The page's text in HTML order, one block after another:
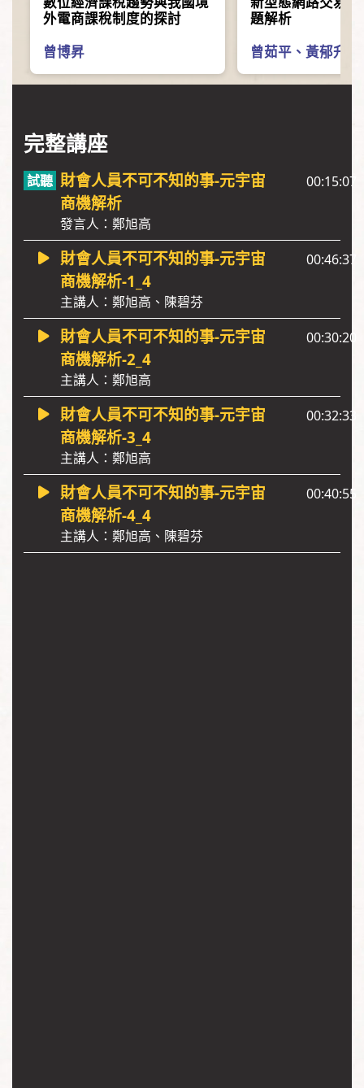
外電商課稅制度的探討
曾博昇
題解析
曾茹平 、 黃郁升
完整講座
財會人員不可不知的事-元宇宙
商機解析
發言人：鄭旭高
00:15:07
財會人員不可不知的事-元宇宙
商機解析-1_4
主講人：鄭旭高、陳碧芬
00:46:37
財會人員不可不知的事-元宇宙
商機解析-2_4
主講人：鄭旭高
00:30:20
財會人員不可不知的事-元宇宙
商機解析-3_4
主講人：鄭旭高
00:32:33
財會人員不可不知的事-元宇宙
商機解析-4_4
主講人：鄭旭高、陳碧芬
00:40:55